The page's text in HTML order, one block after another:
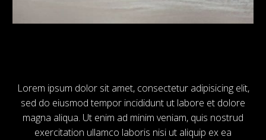
Lorem ipsum dolor sit amet, consectetur adipisicing elit,
sed do eiusmod tempor incididunt ut labore et dolore
magna aliqua. Ut enim ad minim veniam, quis nostrud
exercitation ullamco laboris nisi ut aliquip ex ea